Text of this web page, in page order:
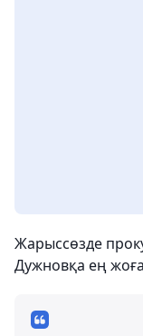
Жарыссөзде
Дужновқа ең